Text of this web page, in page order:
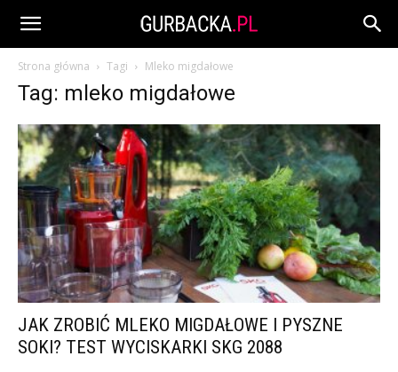
Strona główna Tagi Mleko migdałowe
Tag: mleko migdałowe
JAK ZROBIĆ MLEKO MIGDAŁOWE I PYSZNE
SOKI? TEST WYCISKARKI SKG 2088